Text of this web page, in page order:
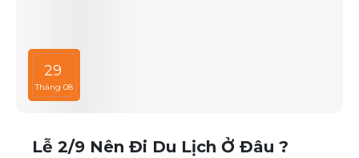
29
Tháng 08
Lễ 2/9 Nên Đi Du Lịch Ở Đâu ?